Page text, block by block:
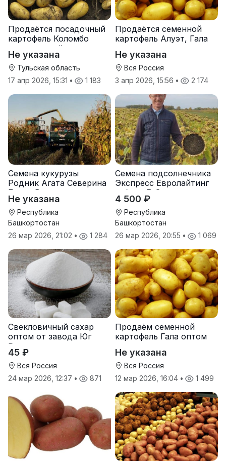
Продаётся посадочный
картофель Коломбо
оптом от трёх тонн
Не указана
Тульская область
17 апр 2026, 15:31 • 1 183
Продаётся семенной
картофель Алуэт, Гала
Не указана
Вся Россия
3 апр 2026, 15:56 • 2 174
Семена кукурузы
Родник Агата Северина
Берта Вилора
Прохладненский Дарина
Росс Машук Катерина
Не указана
Республика
Башкортостан
26 мар 2026, 21:02 • 1 284
Семена подсолнечника
Экспресс Евролайтинг
гибрид F-G+
4 500 ₽
Республика
Башкортостан
26 мар 2026, 20:55 • 1 069
Свекловичный сахар
оптом от завода Юг
Руси
45 ₽
Вся Россия
24 мар 2026, 12:37 • 871
Продаём семенной
картофель Гала оптом
Не указана
Вся Россия
12 мар 2026, 16:04 • 1 499